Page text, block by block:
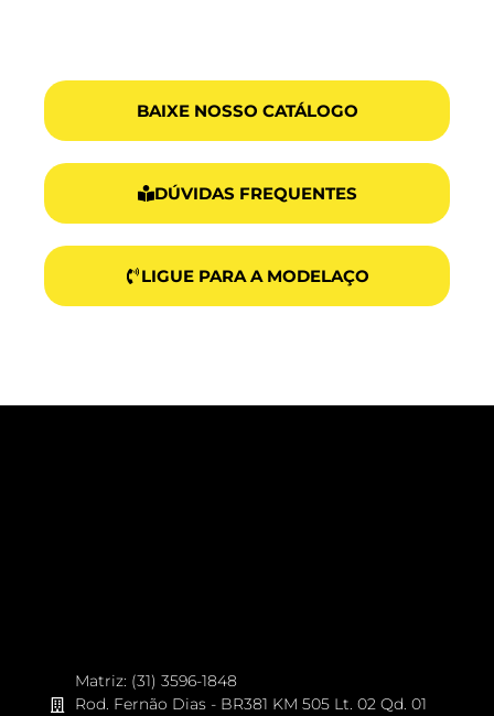
BAIXE NOSSO CATÁLOGO
DÚVIDAS FREQUENTES
LIGUE PARA A MODELAÇO
Matriz: (31) 3596-1848
Rod. Fernão Dias - BR381 KM 505 Lt. 02 Qd. 01